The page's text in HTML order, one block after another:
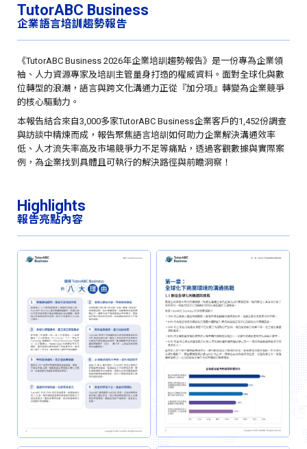
TutorABC Business
企業語言培訓趨勢報告
《TutorABC Business 2026年企業培訓趨勢報告》是一份專為企業領
袖、人力資源專家及培訓主管量身打造的權威資料。面對全球化與數
位轉型的浪潮，語言與跨文化溝通力正從『加分項』轉變為企業競爭
的核心驅動力。
本報告結合來自3,000多家TutorABC Business企業客戶的1,452份調查
與訪談中精煉而成，報告聚焦語言培訓如何助力企業解決溝通效率
低、人才流失率高及市場競爭力不足等痛點，透過客觀數據與實際案
例，為企業找到具體且可執行的解決路徑與前瞻洞察！
Highlights
報告亮點內容